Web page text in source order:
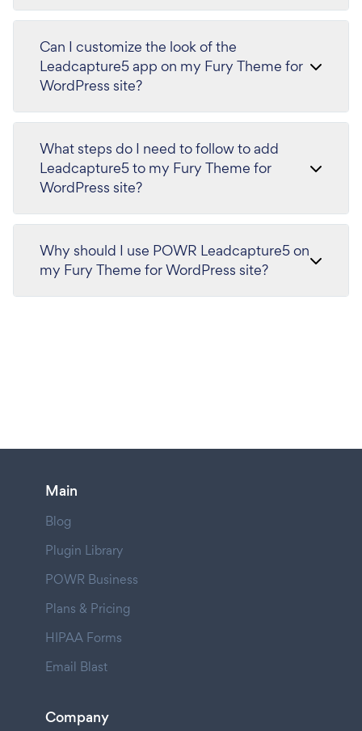
Can I customize the look of the
Leadcapture5 app on my Fury Theme for
WordPress site?
What steps do I need to follow to add
Leadcapture5 to my Fury Theme for
WordPress site?
Why should I use POWR Leadcapture5 on
my Fury Theme for WordPress site?
Main
Blog
Plugin Library
POWR Business
Plans & Pricing
HIPAA Forms
Email Blast
Company